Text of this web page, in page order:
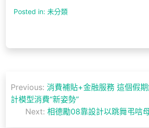
Posted in: 未分類
章
Previous: 消費補貼+金融服務 這個假
計模型消費“新姿勢”
Next: 相德勵08靠設計以跳舞弔唁